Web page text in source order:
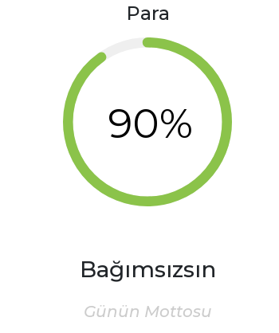
Para
90%
Bağımsızsın
Günün Mottosu